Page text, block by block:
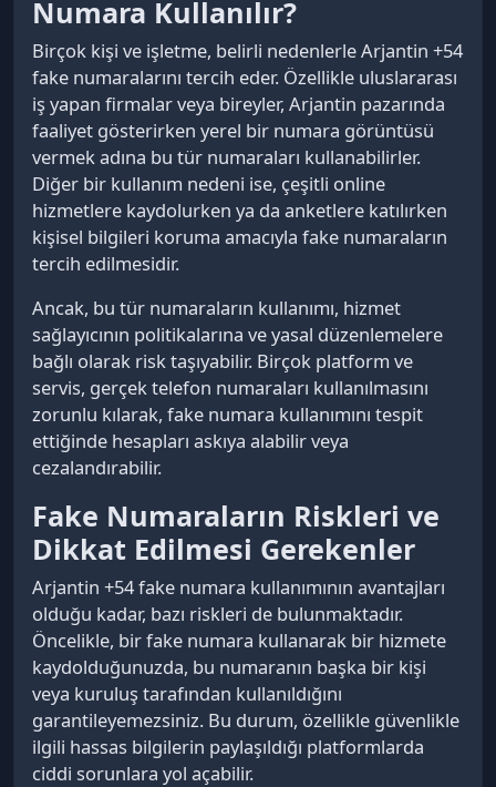
Numara Kullanılır?
Birçok kişi ve işletme, belirli nedenlerle Arjantin +54
fake numaralarını tercih eder. Özellikle uluslararası
iş yapan firmalar veya bireyler, Arjantin pazarında
faaliyet gösterirken yerel bir numara görüntüsü
vermek adına bu tür numaraları kullanabilirler.
Diğer bir kullanım nedeni ise, çeşitli online
hizmetlere kaydolurken ya da anketlere katılırken
kişisel bilgileri koruma amacıyla fake numaraların
tercih edilmesidir.
Ancak, bu tür numaraların kullanımı, hizmet
sağlayıcının politikalarına ve yasal düzenlemelere
bağlı olarak risk taşıyabilir. Birçok platform ve
servis, gerçek telefon numaraları kullanılmasını
zorunlu kılarak, fake numara kullanımını tespit
ettiğinde hesapları askıya alabilir veya
cezalandırabilir.
Fake Numaraların Riskleri ve
Dikkat Edilmesi Gerekenler
Arjantin +54 fake numara kullanımının avantajları
olduğu kadar, bazı riskleri de bulunmaktadır.
Öncelikle, bir fake numara kullanarak bir hizmete
kaydolduğunuzda, bu numaranın başka bir kişi
veya kuruluş tarafından kullanıldığını
garantileyemezsiniz. Bu durum, özellikle güvenlikle
ilgili hassas bilgilerin paylaşıldığı platformlarda
ciddi sorunlara yol açabilir.